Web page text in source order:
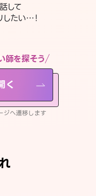
して
したい…！
師を探そう
く
ジへ遷移します